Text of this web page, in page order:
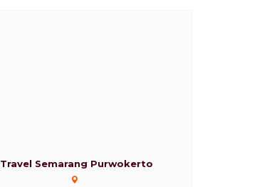
Travel Semarang Purwokerto